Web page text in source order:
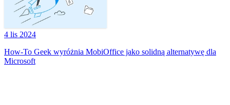
4 lis 2024
How-To Geek wyróżnia MobiOffice jako solidną alternatywę dla
Microsoft